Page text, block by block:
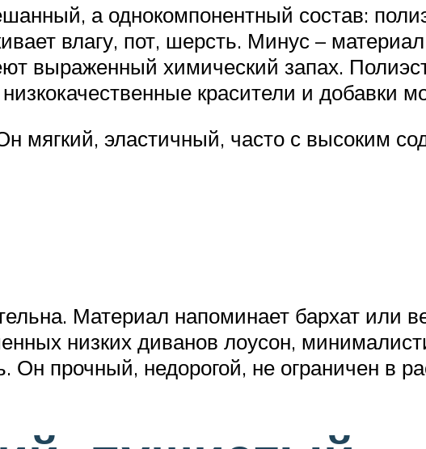
а однокомпонентный состав:
влагу, пот, шерсть. Минус –
выраженный химический запах.
красители и добавки
мягкий, эластичный, часто с высоким
Материал напоминает бархат или
низких диванов лоусон,
Он прочный, недорогой, не ограничен в